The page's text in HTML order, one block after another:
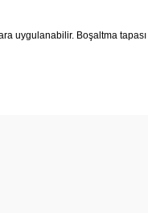
uygulanabilir. Boşaltma